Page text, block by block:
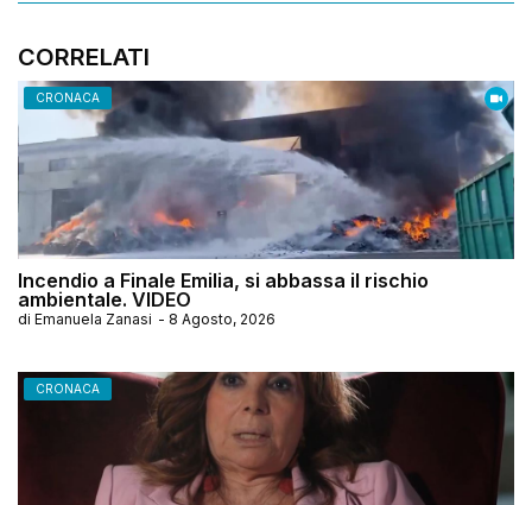
CORRELATI
CRONACA
Incendio a Finale Emilia, si abbassa il rischio
ambientale. VIDEO
di Emanuela Zanasi - 8 Agosto, 2026
CRONACA